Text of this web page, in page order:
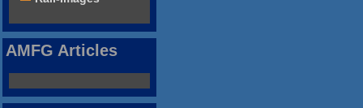
AMFG Articles